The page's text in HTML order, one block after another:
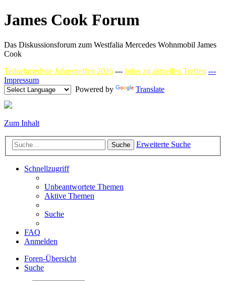
James Cook Forum
Das Diskussionsforum zum Westfalia Mercedes Wohnmobil James
Cook
Teilnehmerliste Jahrestreffen 2026 --- Infos zu aktuellen Treffen ---
Impressum
Powered by
Translate
Zum Inhalt
Suche Erweiterte Suche
Schnellzugriff
Unbeantwortete Themen
Aktive Themen
Suche
FAQ
Anmelden
Foren-Übersicht
Suche